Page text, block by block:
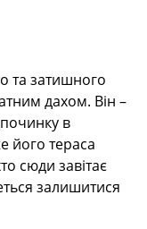
та затишного
дахом. Він –
в
його тераса
сюди завітає
залишитися